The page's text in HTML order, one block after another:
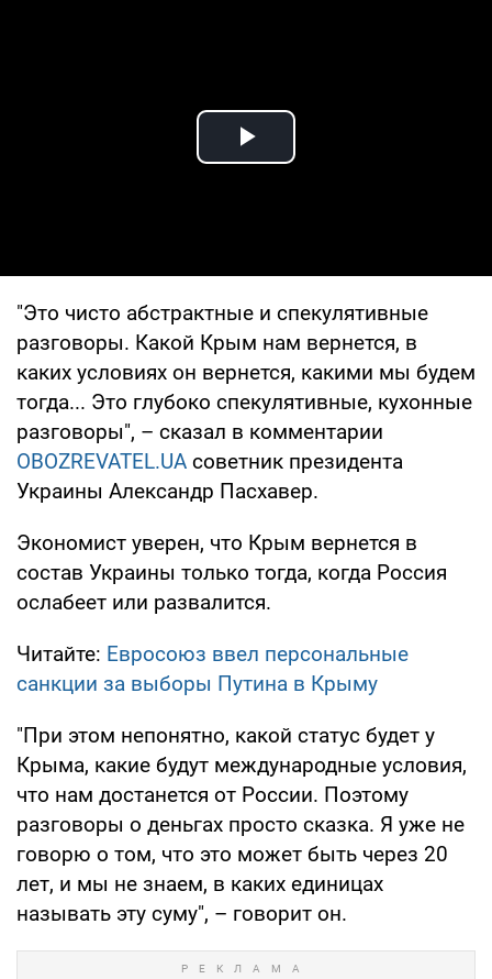
Play Video
"Это чисто абстрактные и спекулятивные
разговоры. Какой Крым нам вернется, в
каких условиях он вернется, какими мы будем
тогда... Это глубоко спекулятивные, кухонные
разговоры", – сказал в комментарии
OBOZREVATEL.UA советник президента
Украины Александр Пасхавер.
Экономист уверен, что Крым вернется в
состав Украины только тогда, когда Россия
ослабеет или развалится.
Читайте: Евросоюз ввел персональные
санкции за выборы Путина в Крыму
"При этом непонятно, какой статус будет у
Крыма, какие будут международные условия,
что нам достанется от России. Поэтому
разговоры о деньгах просто сказка. Я уже не
говорю о том, что это может быть через 20
лет, и мы не знаем, в каких единицах
называть эту суму", – говорит он.